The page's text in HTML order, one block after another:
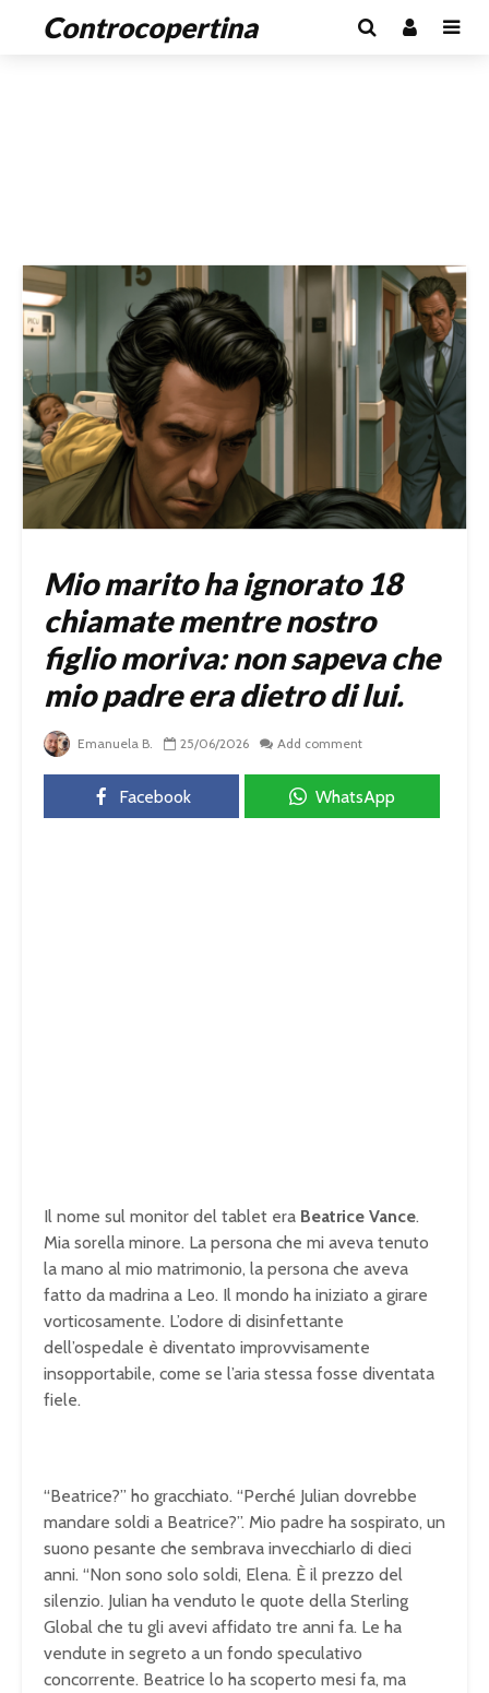
Controcopertina
Mio marito ha ignorato 18
chiamate mentre nostro
figlio moriva: non sapeva che
mio padre era dietro di lui.
Emanuela B. 25/06/2026 Add comment
Facebook WhatsApp
Il nome sul monitor del tablet era Beatrice Vance.
Mia sorella minore. La persona che mi aveva tenuto
la mano al mio matrimonio, la persona che aveva
fatto da madrina a Leo. Il mondo ha iniziato a girare
vorticosamente. L’odore di disinfettante
dell’ospedale è diventato improvvisamente
insopportabile, come se l’aria stessa fosse diventata
fiele.
“Beatrice?” ho gracchiato. “Perché Julian dovrebbe
mandare soldi a Beatrice?”. Mio padre ha sospirato, un
suono pesante che sembrava invecchiarlo di dieci
anni. “Non sono solo soldi, Elena. È il prezzo del
silenzio. Julian ha venduto le quote della Sterling
Global che tu gli avevi affidato tre anni fa. Le ha
vendute in segreto a un fondo speculativo
concorrente. Beatrice lo ha scoperto mesi fa, ma